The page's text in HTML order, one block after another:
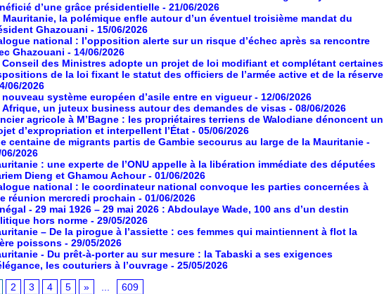
d’une grâce présidentielle - 21/06/2026
Mauritanie, la polémique enfle autour d’un éventuel troisième mandat du
Ghazouani - 15/06/2026
national : l’opposition alerte sur un risque d’échec après sa rencontre
Ghazouani - 14/06/2026
Conseil des Ministres adopte un projet de loi modifiant et complétant certaines
de la loi fixant le statut des officiers de l’armée active et de la réserve
06/2026
nouveau système européen d’asile entre en vigueur - 12/06/2026
Afrique, un juteux business autour des demandes de visas - 08/06/2026
agricole à M’Bagne : les propriétaires terriens de Walodiane dénoncent un
d’expropriation et interpellent l’État - 05/06/2026
centaine de migrants partis de Gambie secourus au large de la Mauritanie -
2026
: une experte de l’ONU appelle à la libération immédiate des députées
Dieng et Ghamou Achour - 01/06/2026
national : le coordinateur national convoque les parties concernées à
réunion mercredi prochain - 01/06/2026
- 29 mai 1926 – 29 mai 2026 : Abdoulaye Wade, 100 ans d’un destin
hors norme - 29/05/2026
– De la pirogue à l’assiette : ces femmes qui maintiennent à flot la
poissons - 29/05/2026
- Du prêt-à-porter au sur mesure : la Tabaski a ses exigences
les couturiers à l’ouvrage - 25/05/2026
2 3 4 5 » ... 609